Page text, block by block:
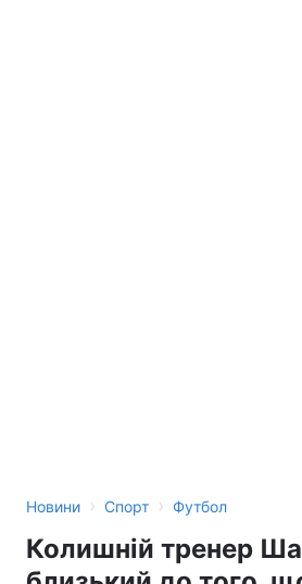
Новини › Спорт › Футбол
Колишній тренер